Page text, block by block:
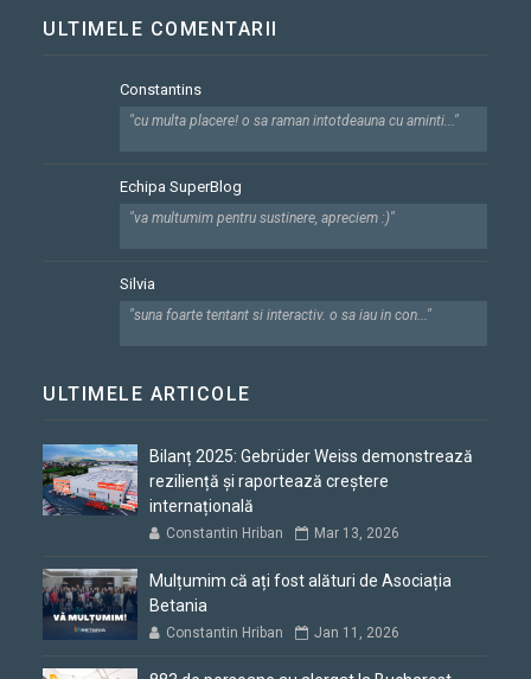
ULTIMELE COMENTARII
Constantins
"cu multa placere! o sa raman intotdeauna cu aminti..."
Echipa SuperBlog
"va multumim pentru sustinere, apreciem :)"
Silvia
"suna foarte tentant si interactiv. o sa iau in con..."
ULTIMELE ARTICOLE
Bilanț 2025: Gebrüder Weiss demonstrează
reziliență și raportează creștere
internațională
Constantin Hriban Mar 13, 2026
Mulțumim că ați fost alături de Asociația
Betania
Constantin Hriban Jan 11, 2026